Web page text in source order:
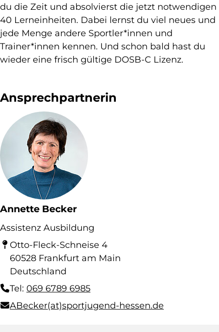
du die Zeit und absolvierst die jetzt notwendigen
40 Lerneinheiten. Dabei lernst du viel neues und
jede Menge andere Sportler*innen und
Trainer*innen kennen. Und schon bald hast du
wieder eine frisch gültige DOSB-C Lizenz.
Ansprechpartnerin
Annette Becker
Assistenz Ausbildung
Otto-Fleck-Schneise 4
60528 Frankfurt am Main
Deutschland
Tel: 069 6789 6985
ABecker(at)sportjugend-hessen.de